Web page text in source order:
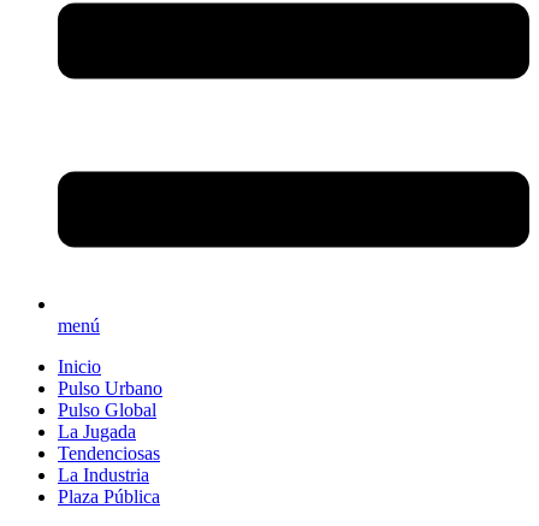
menú
Inicio
Pulso Urbano
Pulso Global
La Jugada
Tendenciosas
La Industria
Plaza Pública